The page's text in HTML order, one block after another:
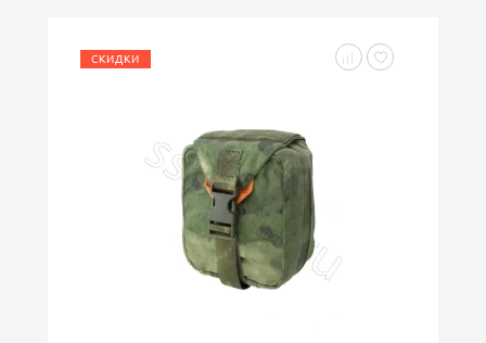
СКИДКИ